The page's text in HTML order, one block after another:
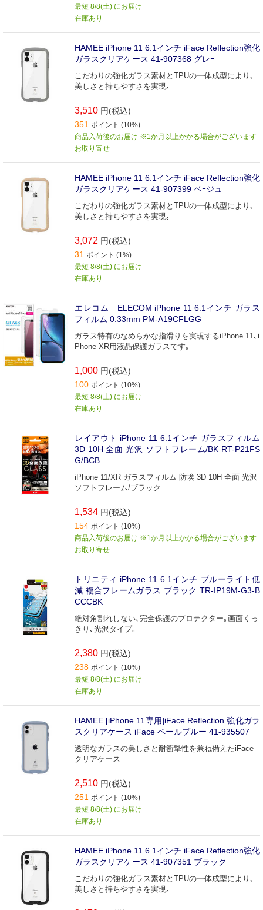
最短 8/8(土) にお届け
在庫あり
HAMEE iPhone 11 6.1インチ iFace Reflection強化
ガラスクリアケース 41-907368 グレｰ
こだわりの強化ガラス素材とTPUの一体成型により､
美しさと持ちやすさを実現｡
3,510 円(税込)
351 ポイント (10%)
商品入荷後のお届け ※1か月以上かかる場合がございます
お取り寄せ
HAMEE iPhone 11 6.1インチ iFace Reflection強化
ガラスクリアケース 41-907399 ベｰジュ
こだわりの強化ガラス素材とTPUの一体成型により､
美しさと持ちやすさを実現｡
3,072 円(税込)
31 ポイント (1%)
最短 8/8(土) にお届け
在庫あり
エレコム ELECOM iPhone 11 6.1インチ ガラス
フィルム 0.33mm PM-A19CFLGG
ガラス特有のなめらかな指滑りを実現するiPhone 11､i
Phone XR用液晶保護ガラスです｡
1,000 円(税込)
100 ポイント (10%)
最短 8/8(土) にお届け
在庫あり
レイアウト iPhone 11 6.1インチ ガラスフィルム
3D 10H 全面 光沢 ソフトフレーム/BK RT-P21FS
G/BCB
iPhone 11/XR ガラスフィルム 防埃 3D 10H 全面 光沢
ソフトフレーム/ブラック
1,534 円(税込)
154 ポイント (10%)
商品入荷後のお届け ※1か月以上かかる場合がございます
お取り寄せ
トリニティ iPhone 11 6.1インチ ブルーライト低
減 複合フレームガラス ブラック TR-IP19M-G3-B
CCCBK
絶対角割れしない､完全保護のプロテクター｡画面くっ
きり､光沢タイプ｡
2,380 円(税込)
238 ポイント (10%)
最短 8/8(土) にお届け
在庫あり
HAMEE [iPhone 11専用]iFace Reflection 強化ガラ
スクリアケース iFace ペールブルー 41-935507
透明なガラスの美しさと耐衝撃性を兼ね備えたiFace
クリアケース
2,510 円(税込)
251 ポイント (10%)
最短 8/8(土) にお届け
在庫あり
HAMEE iPhone 11 6.1インチ iFace Reflection強化
ガラスクリアケース 41-907351 ブラック
こだわりの強化ガラス素材とTPUの一体成型により､
美しさと持ちやすさを実現｡